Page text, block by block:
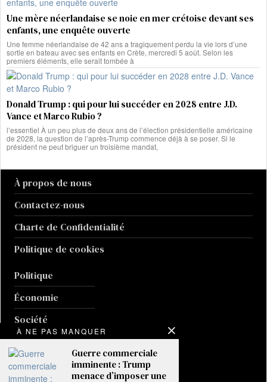
Une mère néerlandaise se noie en mer crétoise devant ses
enfants, une enquête ouverte
Une femme néerlandaise de 42 ans a tragiquement perdu la vie lors d’une
sortie en bateau avec ses enfants en Crète, mercredi 5 août. Selon les
premiers éléments, elle serait tombée à
Donald Trump : qui pour lui succéder en 2028 entre J.D.
Vance et Marco Rubio ?
l’essentiel À un peu plus de deux ans de l’élection présidentielle américaine
de 2028, la question de l’après-Trump commence déjà à se poser. Si le
président ne peut briguer un troisième mandat,
À propos de nous
Contactez-nous
Charte de Confidentialité
Politique de cookies
Politique
Économie
Société
International
Sport
À NE PAS MANQUER
Guerre commerciale
imminente : Trump
menace d’imposer une